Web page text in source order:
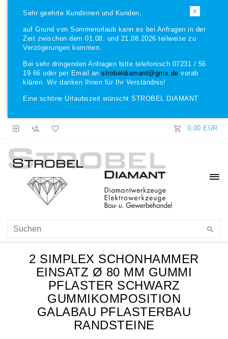
X
Sehr geehrte Kundinnen und Kunden,
auf Grund von Sommerurlaub kann es bei Anfragen in der
Zeit zwischen dem 01.08. und 21.08.2026 teilweise zu
Verzögerungen kommen.
Bei sehr dringenden Anfragen bitte telefonisch 07231 / 56
19 66 oder per Email an strobeldiamant@gmx.de vorab
klären. Wir danken Ihnen für Ihr Verständnis!
Eine schöne Urlaubszeit wünscht STROBEL DIAMANT
0,00 EUR
2 SIMPLEX SCHONHAMMER
EINSATZ Ø 80 MM GUMMI
PFLASTER SCHWARZ
GUMMIKOMPOSITION
GALABAU PFLASTERBAU
RANDSTEINE